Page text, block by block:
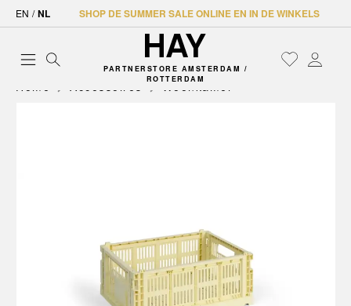
EN / NL SHOP DE SUMMER SALE ONLINE EN IN DE WINKELS
PARTNERSTORE AMSTERDAM /
ROTTERDAM
Home Accessoires Woonkamer